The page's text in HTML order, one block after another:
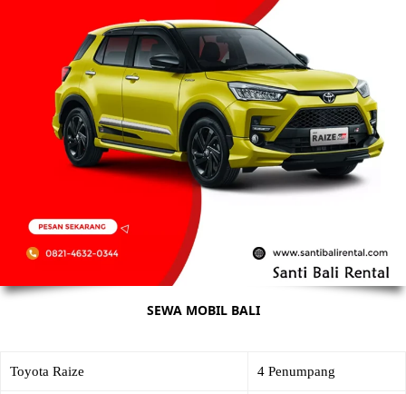
SEWA MOBIL BALI
Toyota Raize 4 Penumpang